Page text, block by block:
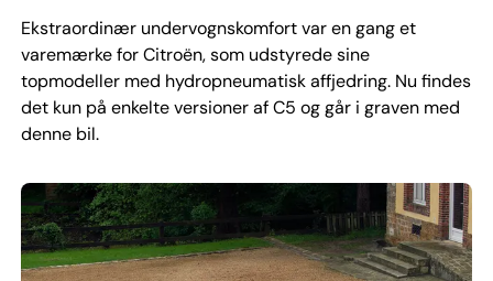
Ekstraordinær undervognskomfort var en gang et
varemærke for Citroën, som udstyrede sine
topmodeller med hydropneumatisk affjedring. Nu findes
det kun på enkelte versioner af C5 og går i graven med
denne bil.